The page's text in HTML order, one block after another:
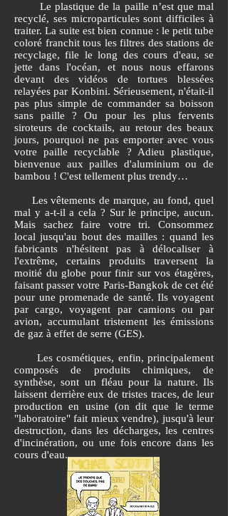
Le plastique de la paille n’est que mal
recyclé, ses microparticules sont difficiles à
traiter. La suite est bien connue : le petit tube
coloré franchit tous les filtres des stations de
recyclage, file le long des cours d'eau, se
jette dans l'océan, et nous nous effarons
devant des vidéos de tortues blessées
relayées par Konbini. Sérieusement, n'était-il
pas plus simple de commander sa boisson
sans paille ? Ou pour les plus fervents
siroteurs de cocktails, au retour des beaux
jours, pourquoi ne pas emporter avec vous
votre paille recyclable ? Adieu plastique,
bienvenue aux pailles d'aluminium ou de
bambou ! C'est tellement plus trendy…
Les vêtements de marque, au fond, quel
mal y a-t-il a cela ? Sur le principe, aucun.
Mais sachez faire votre tri. Consommez
local jusqu'au bout des mailles : quand les
fabricants n'hésitent pas à délocaliser à
l'extrême, certains produits traversent la
moitié du globe pour finir sur vos étagères,
faisant passer votre Paris-Bangkok de cet été
pour une promenade de santé. Ils voyagent
par cargo, voyagent par camions ou par
avion, accumulant tristement les émissions
de gaz à effet de serre (GES).
Les cosmétiques, enfin, principalement
composés de produits chimiques, de
synthèse, sont un fléau pour la nature. Ils
laissent derrière eux de tristes traces, de leur
production en usine (on dit que le terme
"laboratoire" fait mieux vendre), jusqu'à leur
destruction, dans les décharges, les centres
d'incinération, ou une fois encore dans les
cours d'eau.